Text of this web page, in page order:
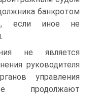
банкротом
если иное не
не является
руководителя
управления
продолжают